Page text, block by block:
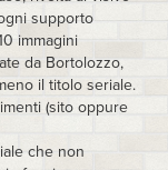
supporto
immagini
da Bortolozzo,
il titolo seriale.
(sito oppure
che non